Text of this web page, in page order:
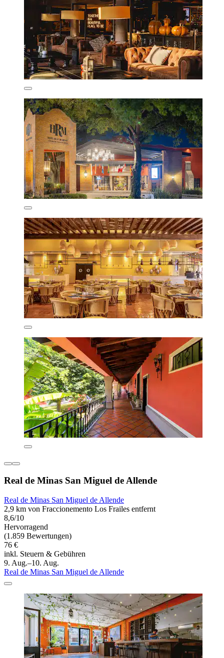
Real de Minas San Miguel de Allende
Real de Minas San Miguel de Allende
2,9 km von Fraccionemento Los Frailes entfernt
8,6/10
Hervorragend
(1.859 Bewertungen)
76 €
inkl. Steuern & Gebühren
9. Aug.–10. Aug.
Real de Minas San Miguel de Allende